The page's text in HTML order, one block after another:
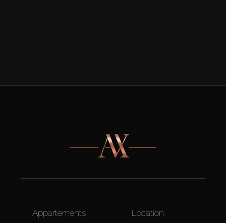
Appartements
Location